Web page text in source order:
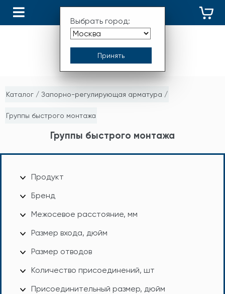
Выбрать город:
Каталог / Запорно-регулирующая арматура /
Группы быстрого монтажа
Группы быстрого монтажа
Продукт
Бренд
Межосевое расстояние, мм
Размер входа, дюйм
Размер отводов
Количество присоединений, шт
Присоединительный размер, дюйм